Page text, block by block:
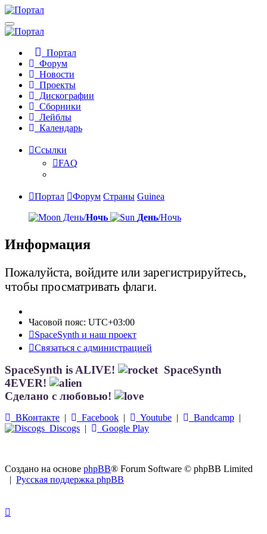
Портал
Форум
Новости
Проекты
Дискографии
Сборники
Лейблы
Календарь
Ссылки
FAQ
Портал Форум Страны Guinea
День/Ночь День/Ночь
Информация
Пожалуйста, войдите или зарегистрируйтесь,
чтобы просматривать флаги.
Часовой пояс: UTC+03:00
SpaceSynth и наш проект
Связаться с администрацией
SpaceSynth is ALIVE!
SpaceSynth
4EVER!
Сделано с любовью!
ВКонтакте | Facebook | Youtube | Bandcamp |
Discogs | Google Play
Создано на основе phpBB® Forum Software © phpBB Limited
| Русская поддержка phpBB